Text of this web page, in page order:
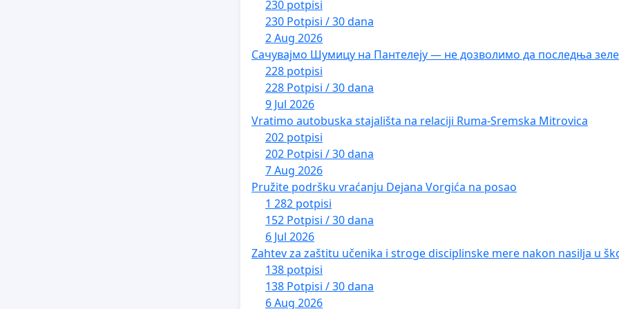
230 potpisi
230 Potpisi / 30 dana
2 Aug 2026
Сачувајмо Шумицу на Пантелеју — не дозволимо да последња
228 potpisi
228 Potpisi / 30 dana
9 Jul 2026
Vratimo autobuska stajališta na relaciji Ruma-Sremska Mitrovica
202 potpisi
202 Potpisi / 30 dana
7 Aug 2026
Pružite podršku vraćanju Dejana Vorgića na posao
1 282 potpisi
152 Potpisi / 30 dana
6 Jul 2026
Zahtev za zaštitu učenika i stroge disciplinske mere nakon nasilja u
138 potpisi
138 Potpisi / 30 dana
6 Aug 2026